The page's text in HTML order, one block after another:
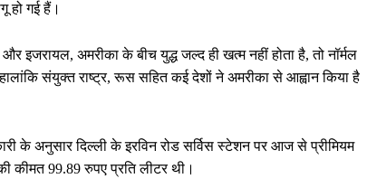
हो गई हैं।
इजरायल, अमरीका के बीच युद्ध जल्द ही खत्म नहीं होता है, तो नॉर्मल
संयुक्त राष्ट्र, रूस सहित कई देशों ने अमरीका से आह्वान किया है
के अनुसार दिल्ली के इरविन रोड सर्विस स्टेशन पर आज से प्रीमियम
कीमत 99.89 रुपए प्रति लीटर थी।